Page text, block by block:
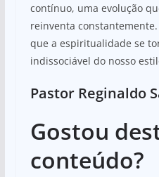
contínuo, uma evolução
reinventa
que a espiritualidade se
indissociável do nosso
Pastor Reginaldo
Gostou
conteúdo?